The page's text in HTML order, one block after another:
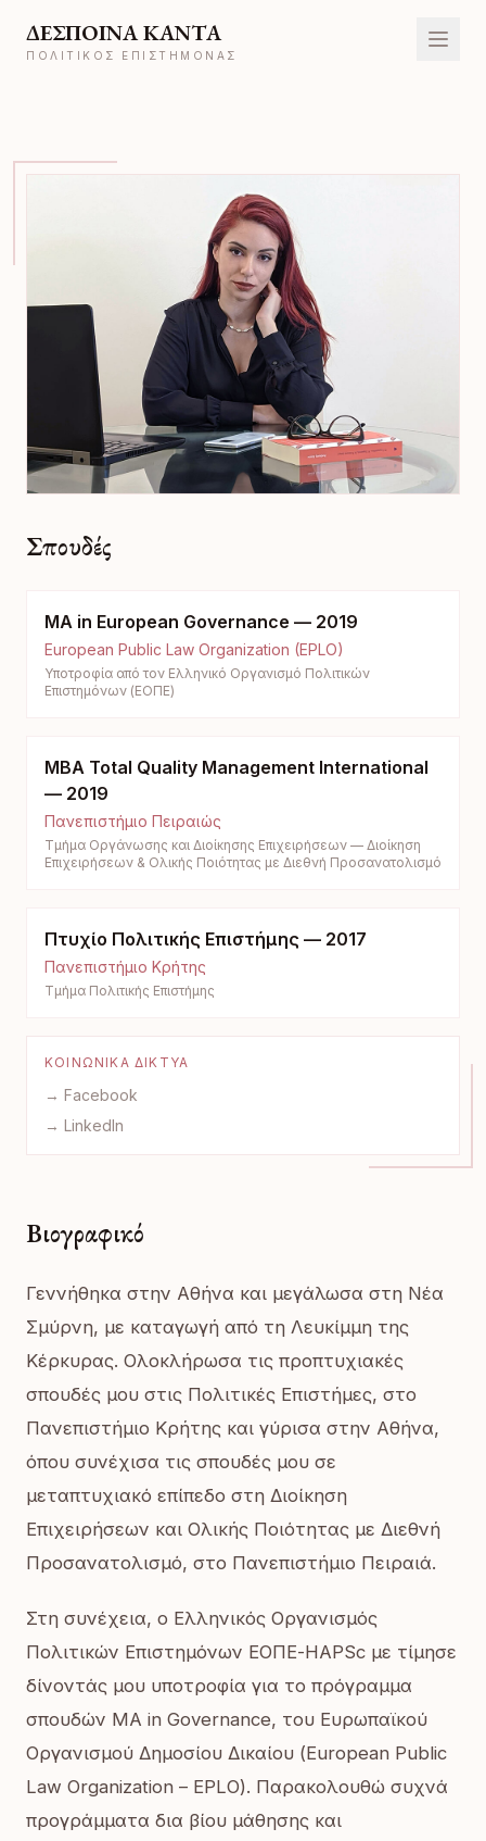
ΔΕΣΠΟΙΝΑ ΚΑΝΤΑ
ΠΟΛΙΤΙΚΌΣ ΕΠΙΣΤΉΜΟΝΑΣ
Σπουδές
MA in European Governance — 2019
European Public Law Organization (EPLO)
Υποτροφία από τον Ελληνικό Οργανισμό Πολιτικών
Επιστημόνων (ΕΟΠΕ)
MBA Total Quality Management International
— 2019
Πανεπιστήμιο Πειραιώς
Τμήμα Οργάνωσης και Διοίκησης Επιχειρήσεων — Διοίκηση
Επιχειρήσεων & Ολικής Ποιότητας με Διεθνή Προσανατολισμό
Πτυχίο Πολιτικής Επιστήμης — 2017
Πανεπιστήμιο Κρήτης
Τμήμα Πολιτικής Επιστήμης
ΚΟΙΝΩΝΙΚΆ ΔΊΚΤΥΑ
→ Facebook
→ LinkedIn
Βιογραφικό
Γεννήθηκα στην Αθήνα και μεγάλωσα στη Νέα
Σμύρνη, με καταγωγή από τη Λευκίμμη της
Κέρκυρας. Ολοκλήρωσα τις προπτυχιακές
σπουδές μου στις Πολιτικές Επιστήμες, στο
Πανεπιστήμιο Κρήτης και γύρισα στην Αθήνα,
όπου συνέχισα τις σπουδές μου σε
μεταπτυχιακό επίπεδο στη Διοίκηση
Επιχειρήσεων και Ολικής Ποιότητας με Διεθνή
Προσανατολισμό, στο Πανεπιστήμιο Πειραιά.
Στη συνέχεια, ο Ελληνικός Οργανισμός
Πολιτικών Επιστημόνων ΕΟΠΕ-HAPSc με τίμησε
δίνοντάς μου υποτροφία για το πρόγραμμα
σπουδών MA in Governance, του Ευρωπαϊκού
Οργανισμού Δημοσίου Δικαίου (European Public
Law Organization – EPLO). Παρακολουθώ συχνά
προγράμματα δια βίου μάθησης και